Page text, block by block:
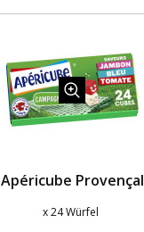
Apéricube Provençal
x 24 Würfel